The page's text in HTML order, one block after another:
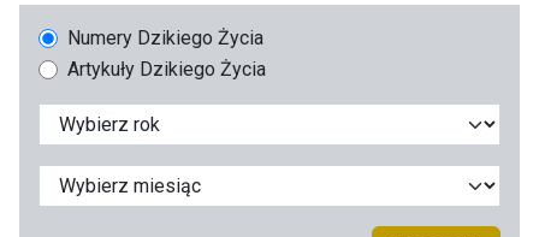
Numery Dzikiego Życia
Artykuły Dzikiego Życia